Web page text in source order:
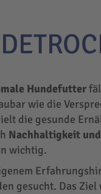
Hundefutter
wie die
die gesunde
Nachhaltigkeit
wichtig.
gesucht. Das